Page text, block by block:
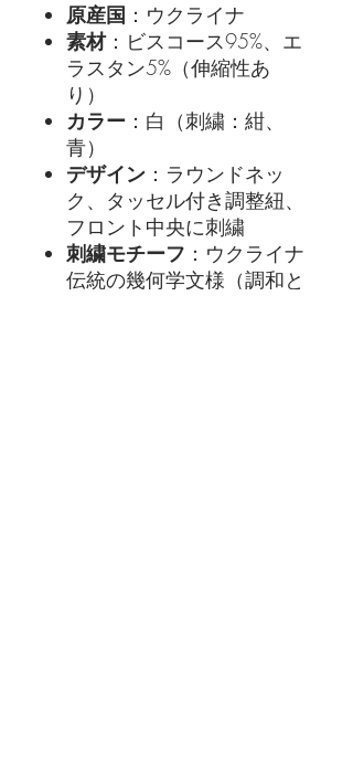
原産国 ：ウクライナ
素材：ビスコース95%、エ
ラスタン5%（伸縮性あ
り）
カラー ：白（刺繍：紺、
青）
デザイン ：ラウンドネッ
ク、タッセル付き調整紐、
フロント中央に刺繍
刺繍モチーフ ：ウクライナ
伝統の幾何学文様（調和と